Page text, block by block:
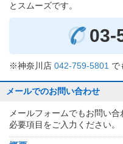
とスムーズです。
03-
※神奈川店 042-759-5801 で
メールでのお問い合わせ
メールフォームでもお問い合
必要項目をご入力ください。